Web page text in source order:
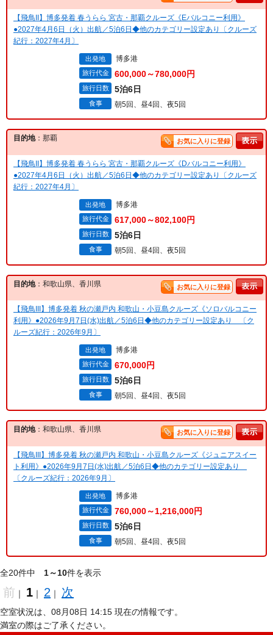
【飛鳥II】博多発着 春うらら 宮古・那覇クルーズ《Eバルコニー利用》
●2027年4月6日（火）出航／5泊6日◆他のカテゴリー設定あり〔クルーズ
紀行：2027年4月〕
出発地 博多港
旅行代金 600,000～780,000円
旅行日数 5泊6日
食事 朝5回、昼4回、夜5回
目的地：那覇 お気に入りに登録
【飛鳥II】博多発着 春うらら 宮古・那覇クルーズ《Dバルコニー利用》
●2027年4月6日（火）出航／5泊6日◆他のカテゴリー設定あり〔クルーズ
紀行：2027年4月〕
出発地 博多港
旅行代金 617,000～802,100円
旅行日数 5泊6日
食事 朝5回、昼4回、夜5回
目的地：和歌山県、香川県 お気に入りに登録
【飛鳥III】博多発着 秋の瀬戸内 和歌山・小豆島クルーズ《ソロバルコニー
利用》●2026年9月7日(水)出航／5泊6日◆他のカテゴリー設定あり 〔ク
ルーズ紀行：2026年9月〕
出発地 博多港
旅行代金 670,000円
旅行日数 5泊6日
食事 朝5回、昼4回、夜5回
目的地：和歌山県、香川県 お気に入りに登録
【飛鳥III】博多発着 秋の瀬戸内 和歌山・小豆島クルーズ《ジュニアスイー
ト利用》●2026年9月7日(水)出航／5泊6日◆他のカテゴリー設定あり
〔クルーズ紀行：2026年9月〕
出発地 博多港
旅行代金 760,000～1,216,000円
旅行日数 5泊6日
食事 朝5回、昼4回、夜5回
全20件中 1～10件を表示
前 ｜ 1 ｜ 2 ｜ 次
空室状況は、08月08日 14:15 現在の情報です。
満室の際はご了承ください。